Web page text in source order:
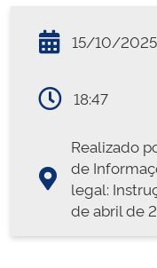
15/10/2025
18:47
Realizado
de
legal:
de abril de